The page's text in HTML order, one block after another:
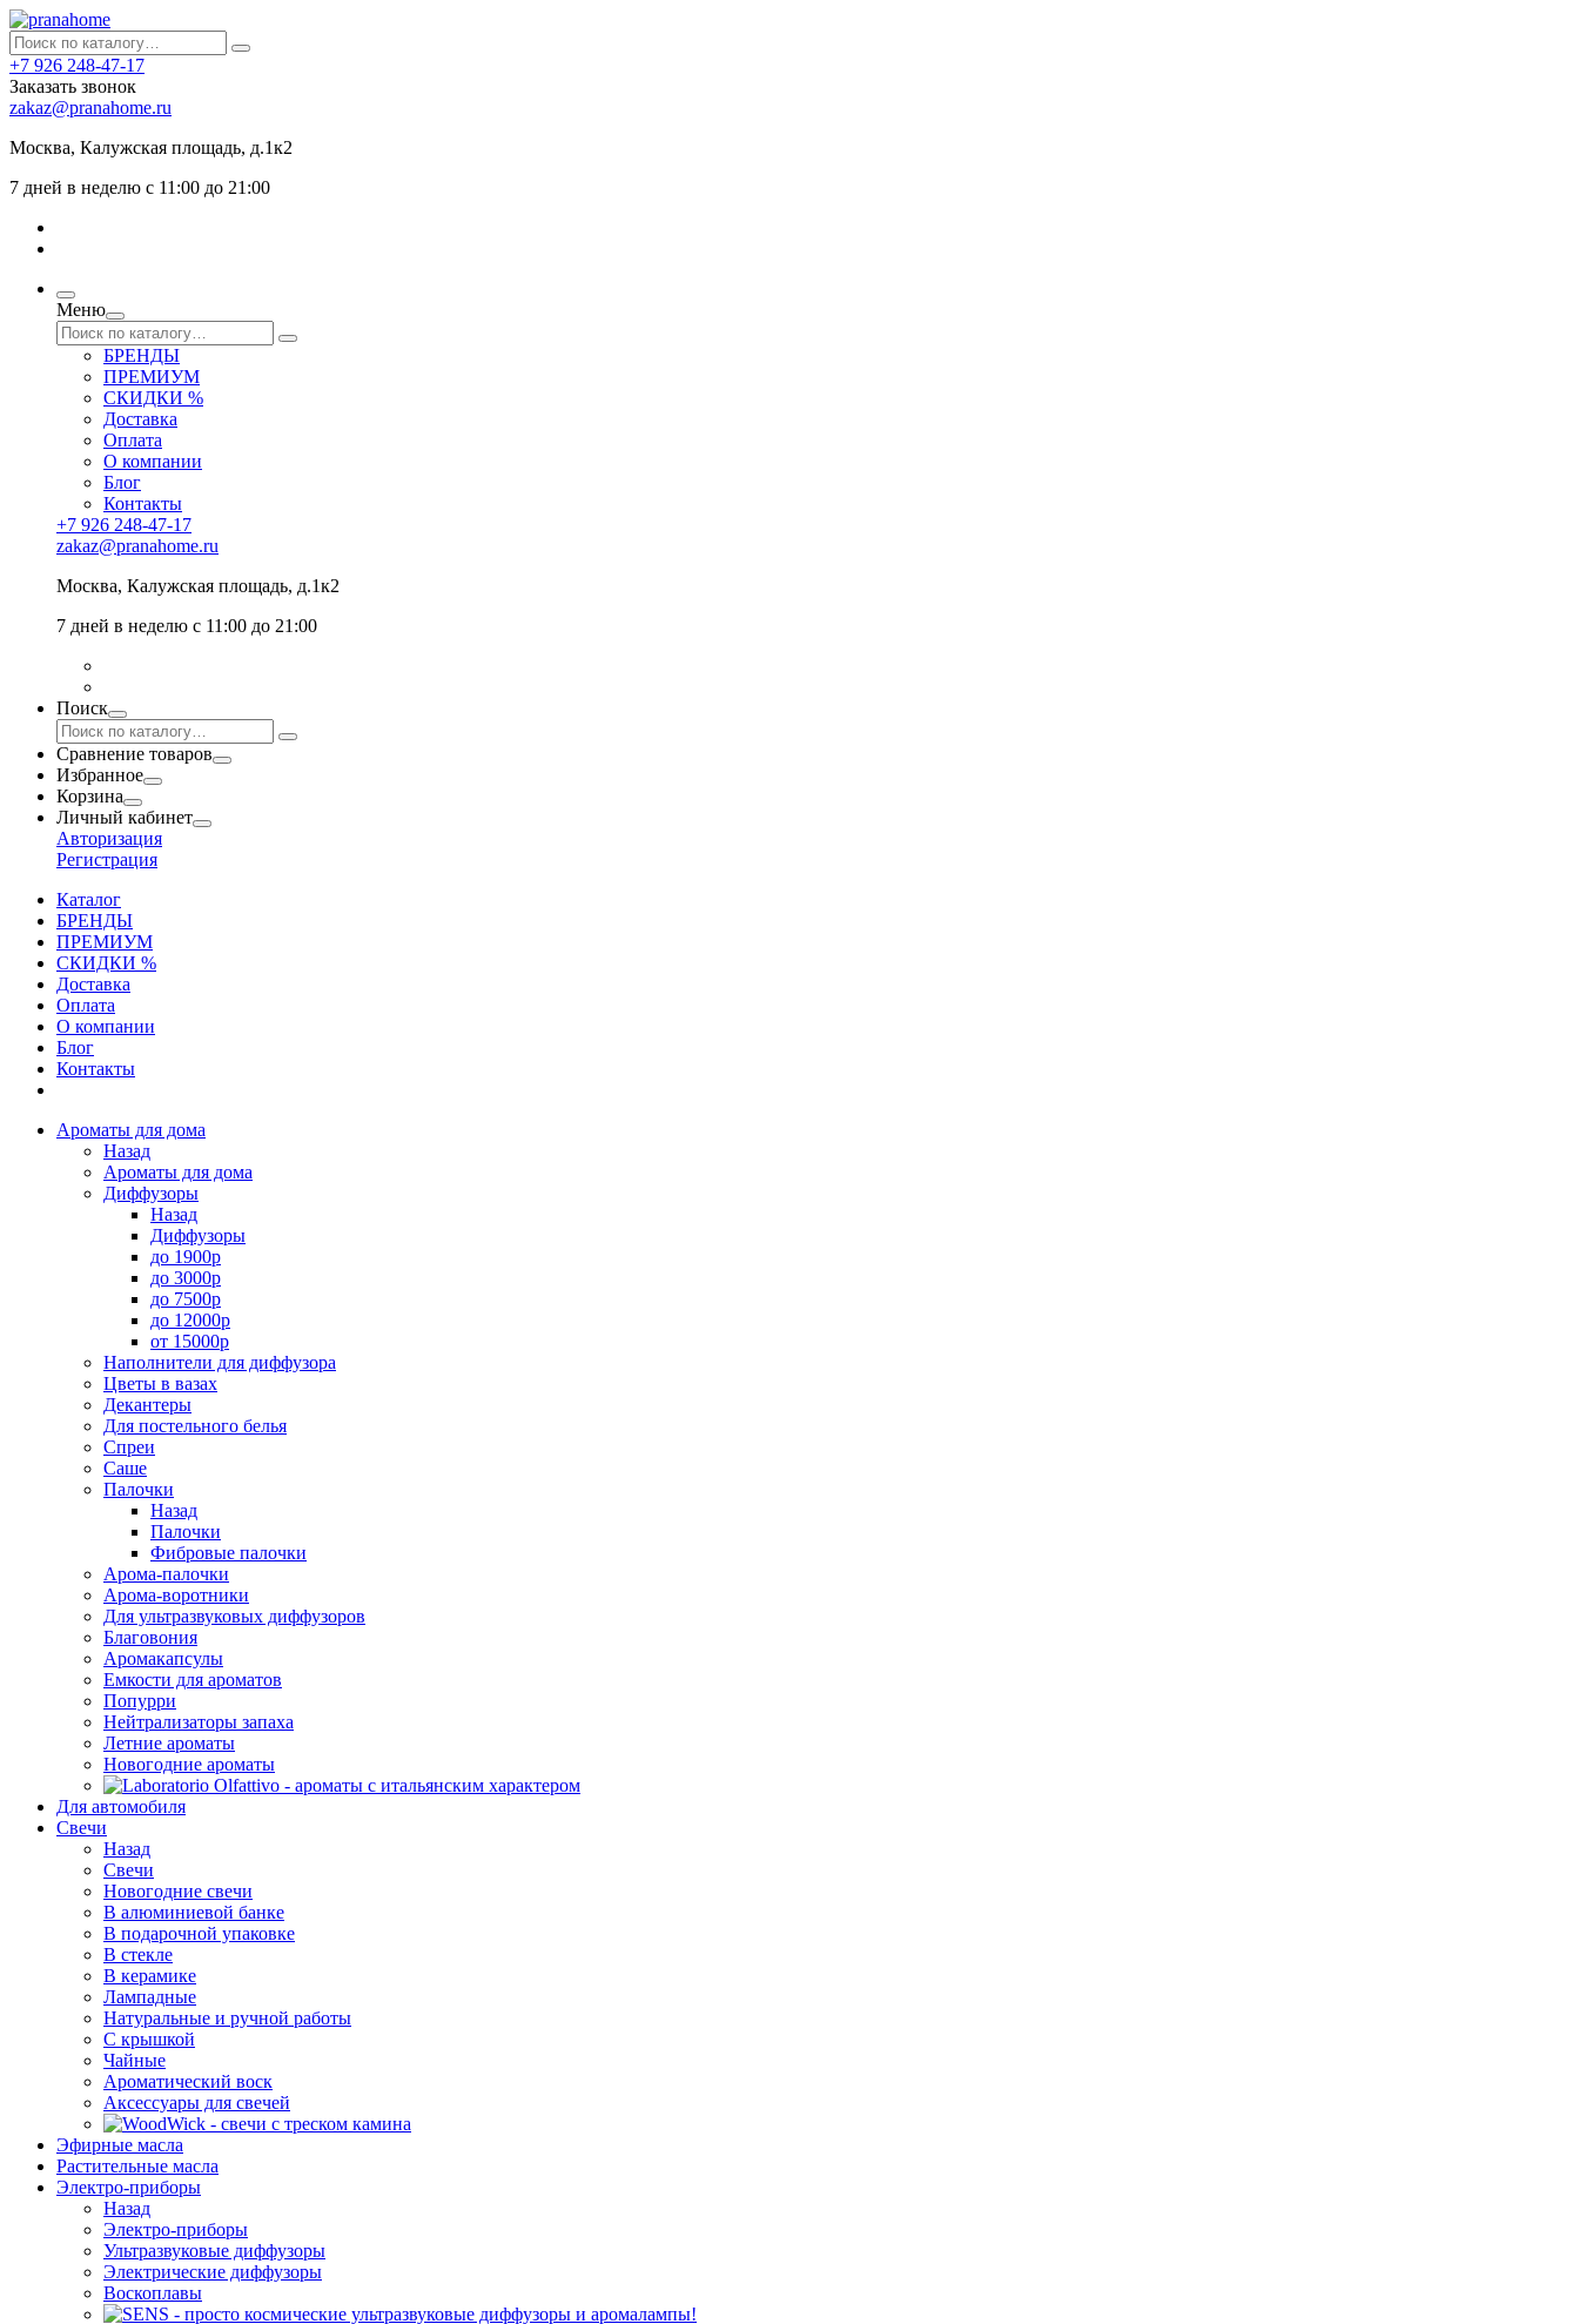
+7 926 248-47-17
Заказать звонок
zakaz@pranahome.ru
Москва, Калужская площадь, д.1к2
7 дней в неделю с 11:00 до 21:00
Меню
БРЕНДЫ
ПРЕМИУМ
СКИДКИ %
Доставка
Оплата
О компании
Блог
Контакты
+7 926 248-47-17
zakaz@pranahome.ru
Москва, Калужская площадь, д.1к2
7 дней в неделю с 11:00 до 21:00
Поиск
Сравнение товаров
Избранное
Корзина
Личный кабинет
Авторизация
Регистрация
Каталог
БРЕНДЫ
ПРЕМИУМ
СКИДКИ %
Доставка
Оплата
О компании
Блог
Контакты
Ароматы для дома
Назад
Ароматы для дома
Диффузоры
Назад
Диффузоры
до 1900р
до 3000р
до 7500р
до 12000р
от 15000р
Наполнители для диффузора
Цветы в вазах
Декантеры
Для постельного белья
Спреи
Саше
Палочки
Назад
Палочки
Фибровые палочки
Арома-палочки
Арома-воротники
Для ультразвуковых диффузоров
Благовония
Аромакапсулы
Емкости для ароматов
Попурри
Нейтрализаторы запаха
Летние ароматы
Новогодние ароматы
Для автомобиля
Свечи
Назад
Свечи
Новогодние свечи
В алюминиевой банке
В подарочной упаковке
В стекле
В керамике
Лампадные
Натуральные и ручной работы
С крышкой
Чайные
Ароматический воск
Аксессуары для свечей
Эфирные масла
Растительные масла
Электро-приборы
Назад
Электро-приборы
Ультразвуковые диффузоры
Электрические диффузоры
Воскоплавы